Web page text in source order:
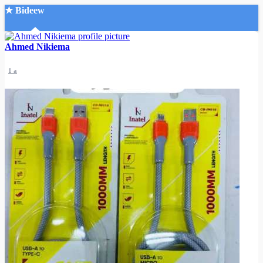
★ Bideew
Accueil
Recherche Avancée
Mon compte
Connexion
Créer un compte
Mode nuit
Ahmed Nikiema
1 a